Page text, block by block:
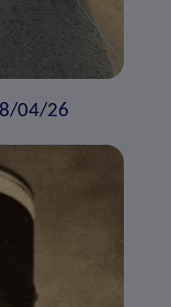
04/26